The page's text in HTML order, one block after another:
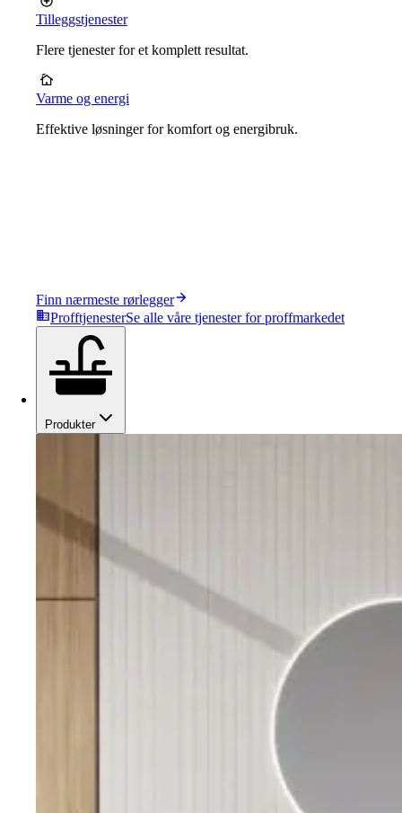
Tilleggstjenester
Flere tjenester for et komplett resultat.
Varme og energi
Effektive løsninger for komfort og energibruk.
Finn nærmeste rørlegger
ProfftjenesterSe alle våre tjenester for proffmarkedet
Produkter